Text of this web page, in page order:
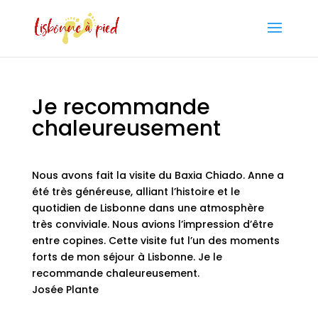
Je recommande
chaleureusement
Nous avons fait la visite du Baxia Chiado. Anne a
été très généreuse, alliant l’histoire et le
quotidien de Lisbonne dans une atmosphère
très conviviale. Nous avions l’impression d’être
entre copines. Cette visite fut l’un des moments
forts de mon séjour à Lisbonne. Je le
recommande chaleureusement.
Josée Plante